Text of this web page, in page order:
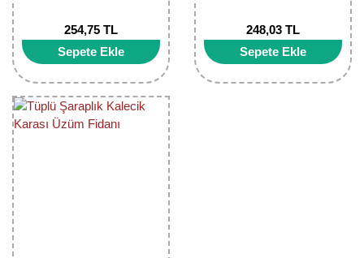
254,75 TL
Sepete Ekle
248,03 TL
Sepete Ekle